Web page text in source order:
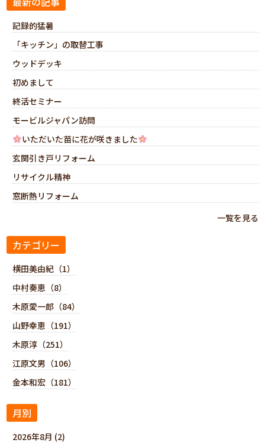
記録的猛暑
「キッチン」の取替工事
ウッドデッキ
初めまして
終活セミナー
モービルジャパン訪問
いただいた苗に花が咲きました
玄関引き戸リフォーム
リサイクル精神
窓断熱リフォーム
一覧を見る
カテゴリー
横田美由紀（1）
中村奏恵（8）
木原愛一郎（84）
山野幸恵（191）
木原淳（251）
江原文男（106）
金本和宏（181）
月別
2026年8月 (2)